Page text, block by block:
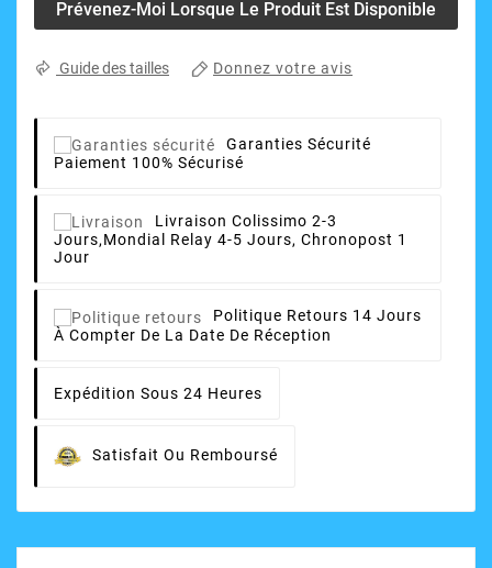
Prévenez-Moi Lorsque Le Produit Est Disponible
Guide des tailles Donnez votre avis
Garanties Sécurité
Paiement 100% Sécurisé
Livraison Colissimo 2-3
Jours,Mondial Relay 4-5 Jours, Chronopost 1
Jour
Politique Retours 14 Jours
À Compter De La Date De Réception
Expédition Sous 24 Heures
Satisfait Ou Remboursé